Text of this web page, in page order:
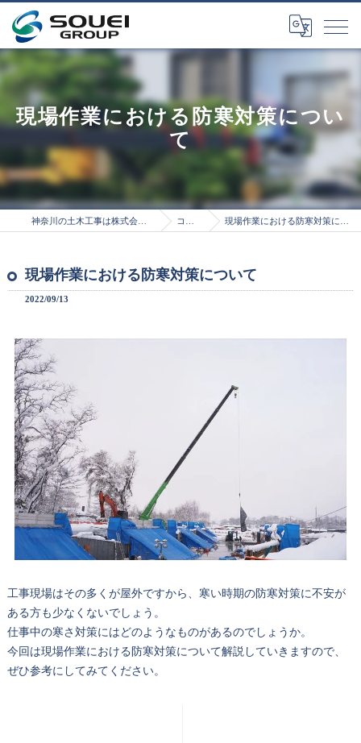
現場作業における防寒対策につい
て
神奈川の土木工事は株式会社総栄 コラム 現場作業における防寒対策について
現場作業における防寒対策について
2022/09/13
工事現場はその多くが屋外ですから、寒い時期の防寒対策に不安が
ある方も少なくないでしょう。
仕事中の寒さ対策にはどのようなものがあるのでしょうか。
今回は現場作業における防寒対策について解説していきますので、
ぜひ参考にしてみてください。